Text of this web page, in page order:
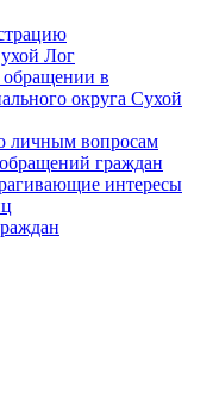
Лог
обращении в
округа Сухой
личным вопросам
граждан
интересы